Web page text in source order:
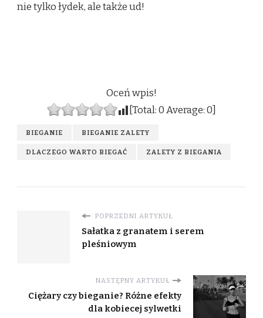
nie tylko łydek, ale także ud!
Oceń wpis!
[Total:0Average:0
BIEGANIE BIEGANIE ZALETY
DLACZEGO WARTO BIEGAĆ ZALETY Z BIEGANIA
POPRZEDNI ARTYKUŁ
Sałatka z granatem i serem
pleśniowym
NASTĘPNY ARTYKUŁ
Ciężary czy bieganie? Różne efekty
dla kobiecej sylwetki